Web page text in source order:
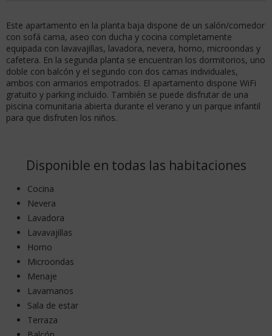
Este apartamento en la planta baja dispone de un salón/comedor
con sofá cama, aseo con ducha y cocina completamente
equipada con lavavajillas, lavadora, nevera, horno, microondas y
cafetera. En la segunda planta se encuentran los dormitorios, uno
doble con balcón y el segundo con dos camas individuales,
ambos con armarios empotrados. El apartamento dispone WiFi
gratuito y parking incluido. También se puede disfrutar de una
piscina comunitaria abierta durante el verano y un parque infantil
para que disfruten los niños.
Disponible en todas las habitaciones
Cocina
Nevera
Lavadora
Lavavajillas
Horno
Microondas
Menaje
Lavamanos
Sala de estar
Terraza